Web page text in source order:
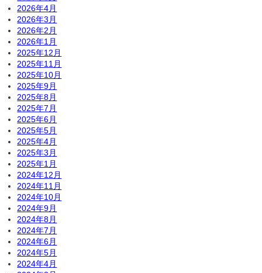
2026年4月
2026年3月
2026年2月
2026年1月
2025年12月
2025年11月
2025年10月
2025年9月
2025年8月
2025年7月
2025年6月
2025年5月
2025年4月
2025年3月
2025年1月
2024年12月
2024年11月
2024年10月
2024年9月
2024年8月
2024年7月
2024年6月
2024年5月
2024年4月